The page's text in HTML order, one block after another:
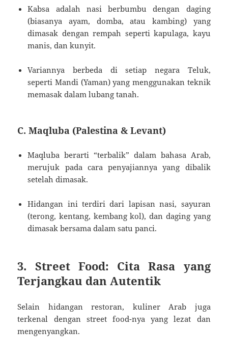
Kabsa adalah nasi berbumbu dengan daging
(biasanya ayam, domba, atau kambing) yang
dimasak dengan rempah seperti kapulaga, kayu
manis, dan kunyit.
Variannya berbeda di setiap negara Teluk,
seperti Mandi (Yaman) yang menggunakan teknik
memasak dalam lubang tanah.
C. Maqluba (Palestina & Levant)
Maqluba berarti “terbalik” dalam bahasa Arab,
merujuk pada cara penyajiannya yang dibalik
setelah dimasak.
Hidangan ini terdiri dari lapisan nasi, sayuran
(terong, kentang, kembang kol), dan daging yang
dimasak bersama dalam satu panci.
3. Street Food: Cita Rasa yang
Terjangkau dan Autentik
Selain hidangan restoran, kuliner Arab juga
terkenal dengan street food-nya yang lezat dan
mengenyangkan.